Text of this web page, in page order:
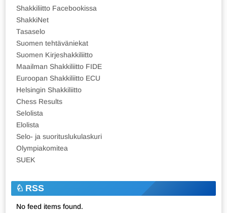
Shakkiliitto Facebookissa
ShakkiNet
Tasaselo
Suomen tehtäväniekat
Suomen Kirjeshakkiliitto
Maailman Shakkiliitto FIDE
Euroopan Shakkiliitto ECU
Helsingin Shakkiliitto
Chess Results
Selolista
Elolista
Selo- ja suorituslukulaskuri
Olympiakomitea
SUEK
RSS
No feed items found.